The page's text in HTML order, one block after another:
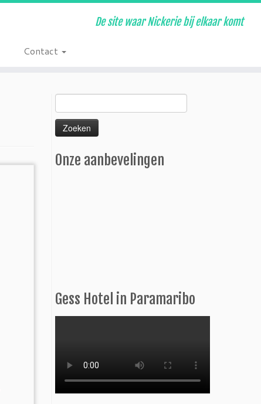
De site waar Nickerie bij elkaar komt
Contact
naar:
Onze aanbevelingen
Gess Hotel in Paramaribo